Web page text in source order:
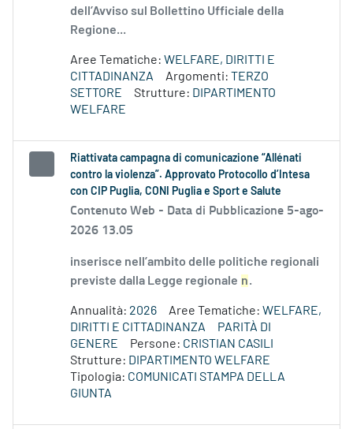
dell’Avviso sul Bollettino Ufficiale della
Regione...
Aree Tematiche: WELFARE, DIRITTI E
CITTADINANZA
Argomenti: TERZO
SETTORE
Strutture: DIPARTIMENTO
WELFARE
Riattivata campagna di comunicazione “Allénati
contro la violenza”. Approvato Protocollo d’Intesa
con CIP Puglia, CONI Puglia e Sport e Salute
Contenuto Web - Data di Pubblicazione 5-ago-
2026 13.05
inserisce nell’ambito delle politiche regionali
previste dalla Legge regionale n.
Annualità: 2026 Aree Tematiche: WELFARE,
DIRITTI E CITTADINANZA
PARITÀ DI
GENERE
Persone: CRISTIAN CASILI
Strutture: DIPARTIMENTO WELFARE
Tipologia: COMUNICATI STAMPA DELLA
GIUNTA